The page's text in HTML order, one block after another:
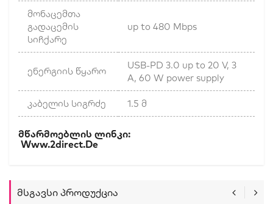
მონაცემთა
გადაცემის
სიჩქარე
up to 480 Mbps
ენერგიის წყარო
USB-PD 3.0 up to 20 V, 3
A, 60 W power supply
კაბელის სიგრძე 1.5 მ
Მწარმოებლის Ლინკი:
Www.2direct.de
Მსგავსი Პროდუქცია